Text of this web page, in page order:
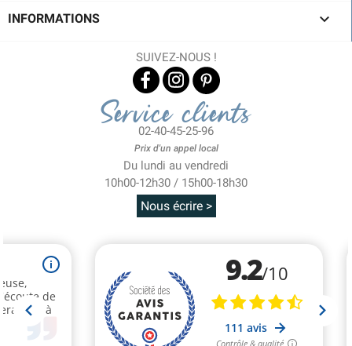
INFORMATIONS 
SUIVEZ-NOUS !
Service clients
02-40-45-25-96
Prix d'un appel local
Du lundi au vendredi
10h00-12h30 / 15h00-18h30
Nous écrire >